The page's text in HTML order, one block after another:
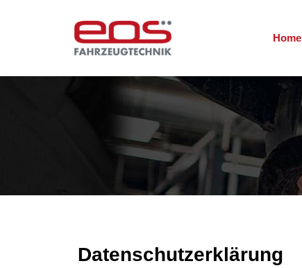
Home
Datenschutzerklärung